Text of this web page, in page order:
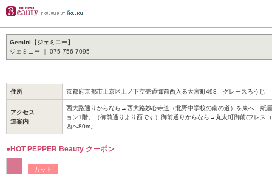
Gemini【ジェミニー】
ジェミニー ｜ 075-756-7095
住所 京都府京都市上京区上ノ下立売通御前西入る大宮町498 グレースろうじ
アクセス
道案内
西大路通りからなら→西大路妙心寺道（北野中学校の南の道）を東へ、紙
ョン1階。（御前通りより西です）御前通りからなら→丸太町御前(フレス
西へ80m。
●HOT PEPPER Beauty クーポン
カット